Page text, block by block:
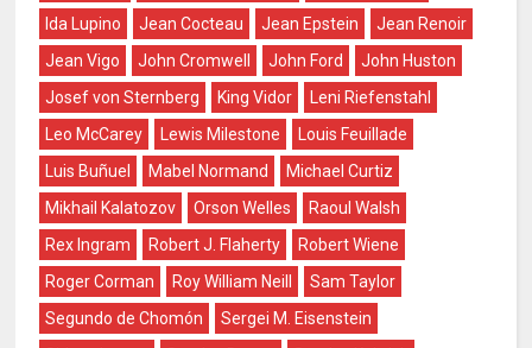
Ida Lupino
Jean Cocteau Jean Epstein
Jean Renoir
Jean Vigo
John Cromwell John Ford
John Huston
Josef von Sternberg
King Vidor
Leni Riefenstahl
Leo McCarey
Lewis Milestone
Louis Feuillade
Luis Buñuel
Mabel Normand
Michael Curtiz
Mikhail Kalatozov
Orson Welles
Raoul Walsh
Rex Ingram
Robert J. Flaherty
Robert Wiene
Roger Corman
Roy William Neill
Sam Taylor
Segundo de Chomón
Sergei M. Eisenstein